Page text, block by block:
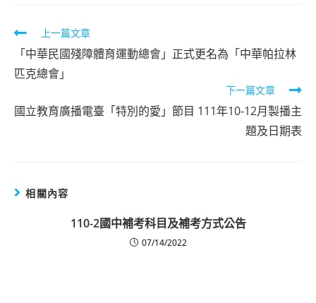
Read
more
articles
上一篇文章
「中華民國殘障體育運動總會」正式更名為「中華帕拉林
匹克總會」
下一篇文章
國立教育廣播電臺「特別的愛」節目 111年10-12月製播主
題及日期表
相關內容
110-2國中補考科目及補考方式公告
07/14/2022